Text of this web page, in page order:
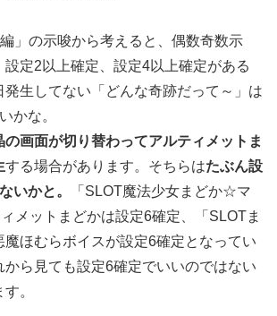
編」の示唆から考えると、偶数奇数示
設定2以上確定、設定4以上確定がある
発生してない「どんな奇跡だって～」は
かな。
の画面が切り替わってアルティメットま
する場合があります。そちらはたぶん設
いかと。
「 SLOT魔法少女まどか☆マ
ィメットまどかは設定6確定、「SLOTま
魔ほむらボイスが設定6確定となってい
から見ても設定6確定でいいのではない
。